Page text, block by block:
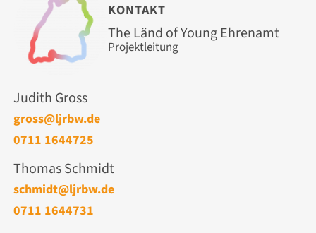
KONTAKT
The Länd of Young Ehrenamt
Projektleitung
Judith Gross
gross@ljrbw.de
0711 1644725
Thomas Schmidt
schmidt@ljrbw.de
0711 1644731